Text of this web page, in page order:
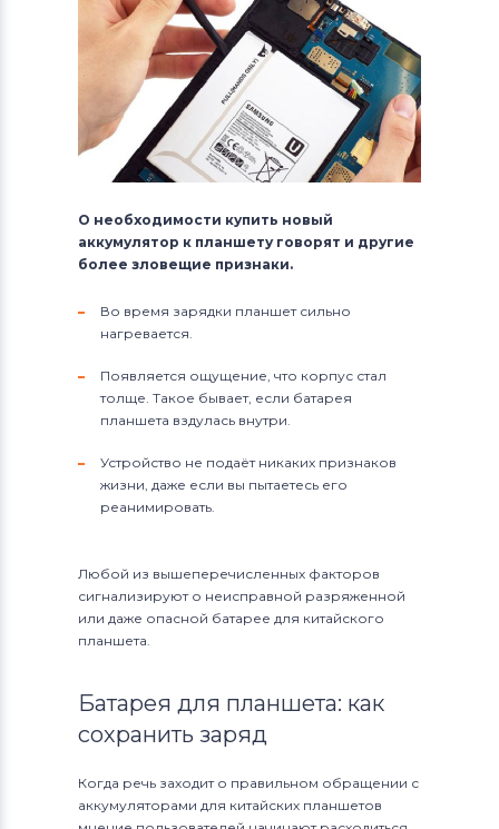
О необходимости купить новый
аккумулятор к планшету говорят и другие
более зловещие признаки.
Во время зарядки планшет сильно
нагревается.
Появляется ощущение, что корпус стал
толще. Такое бывает, если батарея
планшета вздулась внутри.
Устройство не подаёт никаких признаков
жизни, даже если вы пытаетесь его
реанимировать.
Любой из вышеперечисленных факторов
сигнализируют о неисправной разряженной
или даже опасной батарее для китайского
планшета.
Батарея для планшета: как
сохранить заряд
Когда речь заходит о правильном обращении с
аккумуляторами для китайских планшетов